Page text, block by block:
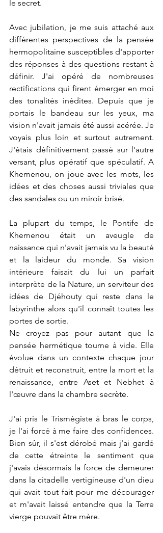
le secret.
Avec jubilation, je me suis attaché aux
différentes perspectives de la pensée
hermopolitaine susceptibles d'apporter
des réponses à des questions restant à
définir. J'ai opéré de nombreuses
rectifications qui firent émerger en moi
des tonalités inédites. Depuis que je
portais le bandeau sur les yeux, ma
vision n'avait jamais été aussi acérée. Je
voyais plus loin et surtout autrement.
J'étais définitivement passé sur l'autre
versant, plus opératif que spéculatif. A
Khemenou, on joue avec les mots, les
idées et des choses aussi triviales que
des sandales ou un miroir brisé.
La plupart du temps, le Pontife de
Khemenou était un aveugle de
naissance qui n'avait jamais vu la beauté
et la laideur du monde. Sa vision
intérieure faisait du lui un parfait
interprète de la Nature, un serviteur des
idées de Djéhouty qui reste dans le
labyrinthe alors qu'il connaît toutes les
portes de sortie.
Ne croyez pas pour autant que la
pensée hermétique tourne à vide. Elle
évolue dans un contexte chaque jour
détruit et reconstruit, entre la mort et la
renaissance, entre Aset et Nebhet à
l'œuvre dans la chambre secrète.
J'ai pris le Trismégiste à bras le corps,
je l'ai forcé à me faire des confidences.
Bien sûr, il s'est dérobé mais j'ai gardé
de cette étreinte le sentiment que
j'avais désormais la force de demeurer
dans la citadelle vertigineuse d'un dieu
qui avait tout fait pour me décourager
et m'avait laissé entendre que la Terre
vierge pouvait être mère.